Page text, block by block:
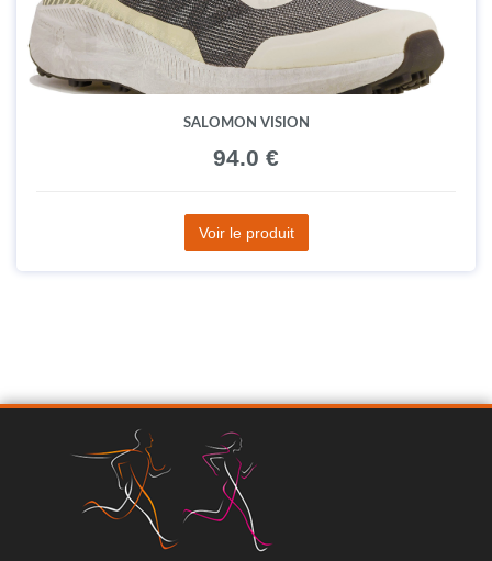
SALOMON VISION
94.0 €
Voir le produit